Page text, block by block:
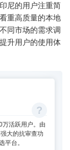
尼的用户注重简
重高质量的本地
同市场的需求调
升用户的使用体
活跃用户。由
大的抗审查功
平台。